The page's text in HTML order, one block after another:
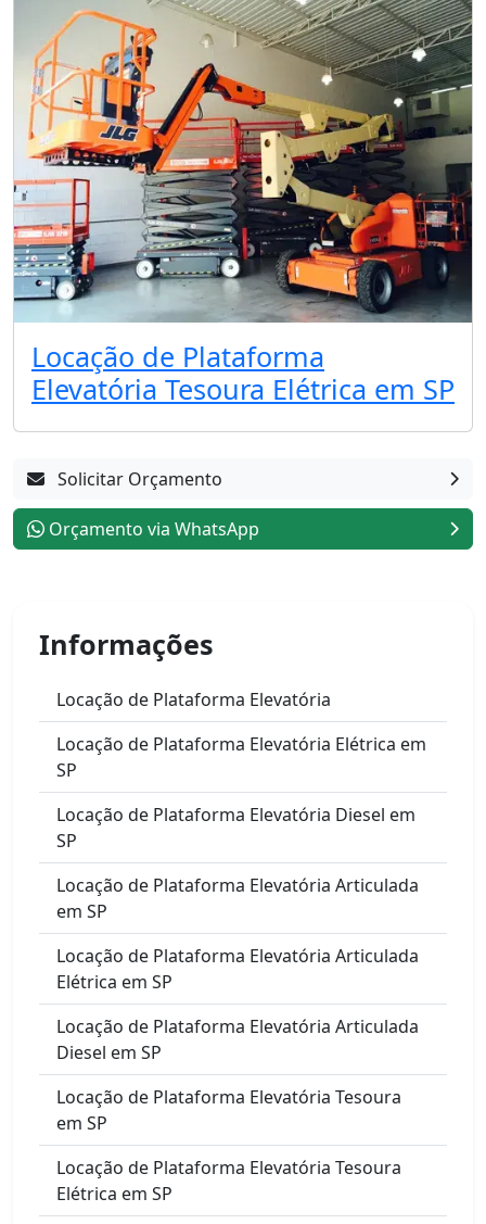
Locação de Plataforma
Elevatória Tesoura Elétrica em SP
Solicitar Orçamento
Orçamento via WhatsApp
Informações
Locação de Plataforma Elevatória
Locação de Plataforma Elevatória Elétrica em
SP
Locação de Plataforma Elevatória Diesel em
SP
Locação de Plataforma Elevatória Articulada
em SP
Locação de Plataforma Elevatória Articulada
Elétrica em SP
Locação de Plataforma Elevatória Articulada
Diesel em SP
Locação de Plataforma Elevatória Tesoura
em SP
Locação de Plataforma Elevatória Tesoura
Elétrica em SP